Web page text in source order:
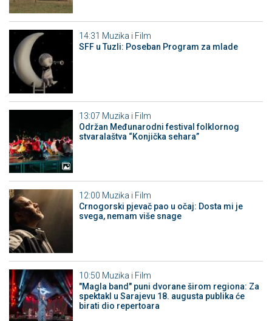
14:31 Muzika i Film
SFF u Tuzli: Poseban Program za mlade
13:07 Muzika i Film
Održan Međunarodni festival folklornog
stvaralaštva “Konjička sehara”
12:00 Muzika i Film
Crnogorski pjevač pao u očaj: Dosta mi je
svega, nemam više snage
10:50 Muzika i Film
"Magla band" puni dvorane širom regiona: Za
spektakl u Sarajevu 18. augusta publika će
birati dio repertoara